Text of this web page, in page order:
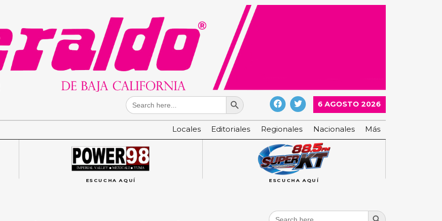
Search
for:
Search Button
6 AGOSTO 2026
Locales Editoriales Regionales Nacionales Más
ESCUCHA AQUÍ ESCUCHA AQUÍ
Search
Search Button